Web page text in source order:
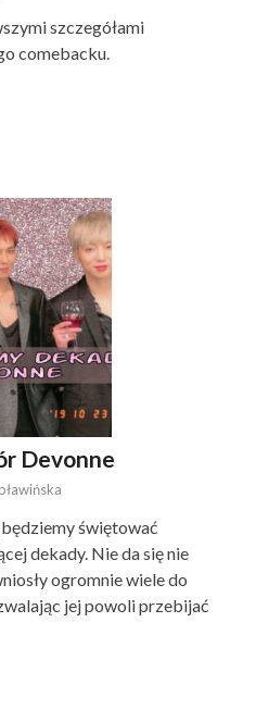
szczegółami
comebacku.
Devonne
świętować
dekady. Nie da się nie
ogromnie wiele do
jej powoli przebijać